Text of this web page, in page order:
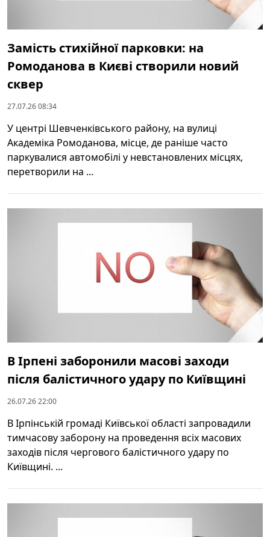
Замість стихійної парковки: на
Ромоданова в Києві створили новий
сквер
27.07.26 08:34
У центрі Шевченківського району, на вулиці
Академіка Ромоданова, місце, де раніше часто
паркувалися автомобілі у невстановлених місцях,
перетворили на ...
В Ірпені заборонили масові заходи
після балістичного удару по Київщині
26.07.26 22:00
В Ірпінській громаді Київської області запровадили
тимчасову заборону на проведення всіх масових
заходів після чергового балістичного удару по
Київщині. ...